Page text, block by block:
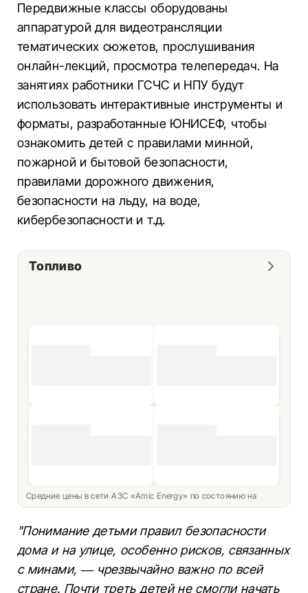
Передвижные классы оборудованы
аппаратурой для видеотрансляции
тематических сюжетов, прослушивания
онлайн-лекций, просмотра телепередач. На
занятиях работники ГСЧС и НПУ будут
использовать интерактивные инструменты и
форматы, разработанные ЮНИСЕФ, чтобы
ознакомить детей с правилами минной,
пожарной и бытовой безопасности,
правилами дорожного движения,
безопасности на льду, на воде,
кибербезопасности и т.д.
Топливо
Средние цены в сети АЗС «Amic Energy» по состоянию на
"Понимание детьми правил безопасности
дома и на улице, особенно рисков, связанных
с минами, — чрезвычайно важно по всей
стране. Почти треть детей не смогли начать